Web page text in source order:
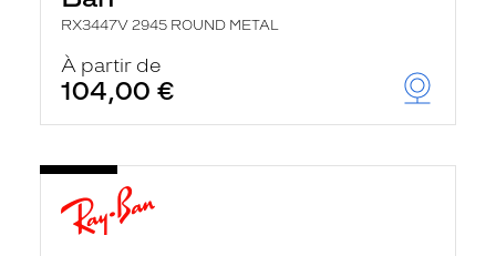
RX3447V 2945 ROUND METAL
À partir de
104,00 €